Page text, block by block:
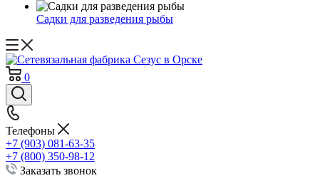
Садки для разведения рыбы
0
Телефоны
+7 (903) 081-63-35
+7 (800) 350-98-12
Заказать звонок